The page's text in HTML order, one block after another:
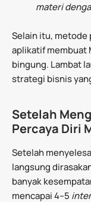
materi
Selain itu, metode
aplikatif membuat
bingung. Lambat
strategi bisnis
Setelah
Percaya Diri
Setelah
langsung
banyak
mencapai 4–5